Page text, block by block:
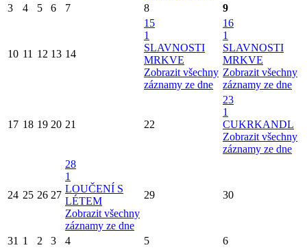
3
4 5 6 7 8 9
10 11 12 13 14
15
1
SLAVNOSTI
MRKVE
Zobrazit všechny
záznamy ze dne
16
1
SLAVNOSTI
MRKVE
Zobrazit všechny
záznamy ze dne
17 18 19 20 21 22
23
1
CUKRKANDL
Zobrazit všechny
záznamy ze dne
24 25 26 27
28
1
LOUČENÍ S
LÉTEM
Zobrazit všechny
záznamy ze dne
29 30
31 1 2 3 4 5 6